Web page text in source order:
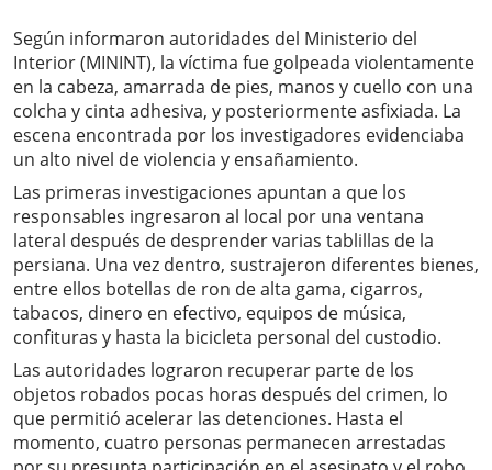
Según informaron autoridades del Ministerio del
Interior (MININT), la víctima fue golpeada violentamente
en la cabeza, amarrada de pies, manos y cuello con una
colcha y cinta adhesiva, y posteriormente asfixiada. La
escena encontrada por los investigadores evidenciaba
un alto nivel de violencia y ensañamiento.
Las primeras investigaciones apuntan a que los
responsables ingresaron al local por una ventana
lateral después de desprender varias tablillas de la
persiana. Una vez dentro, sustrajeron diferentes bienes,
entre ellos botellas de ron de alta gama, cigarros,
tabacos, dinero en efectivo, equipos de música,
confituras y hasta la bicicleta personal del custodio.
Las autoridades lograron recuperar parte de los
objetos robados pocas horas después del crimen, lo
que permitió acelerar las detenciones. Hasta el
momento, cuatro personas permanecen arrestadas